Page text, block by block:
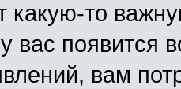
какую-то
вас появится
вам